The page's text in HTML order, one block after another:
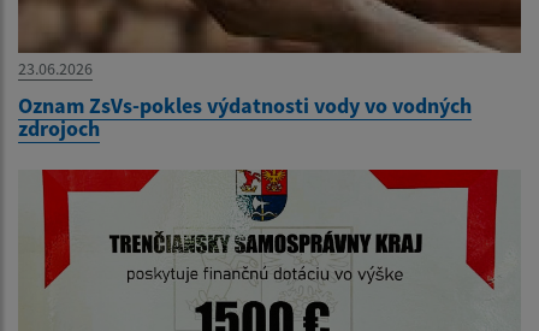
23.06.2026
Oznam ZsVs-pokles výdatnosti vody vo vodných
zdrojoch